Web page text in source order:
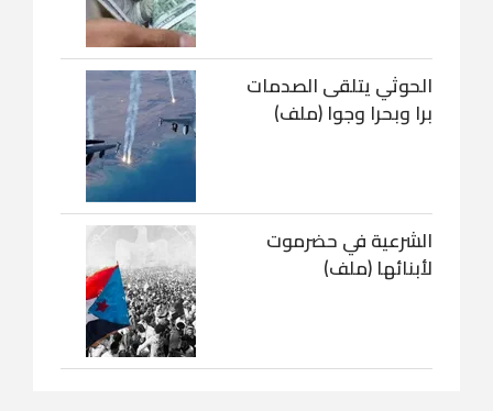
الحوثي يتلقى الصدمات
برا وبحرا وجوا (ملف)
الشرعية في حضرموت
لأبنائها (ملف)